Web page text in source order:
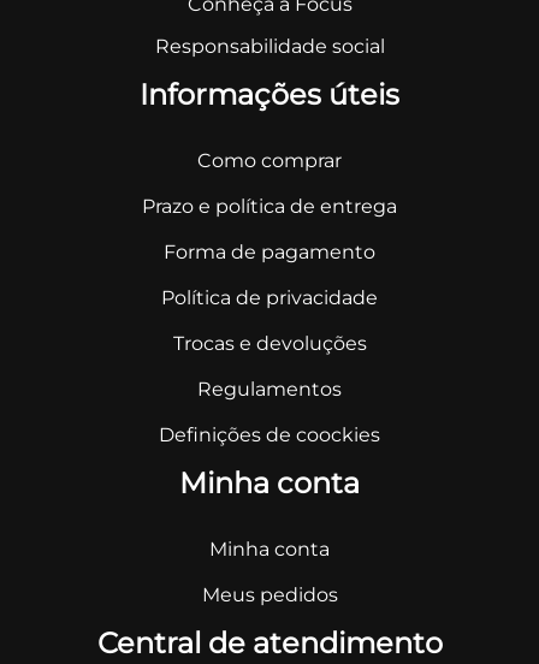
Responsabilidade social
Informações úteis
Como comprar
Prazo e política de entrega
Forma de pagamento
Política de privacidade
Trocas e devoluções
Regulamentos
Definições de coockies
Minha conta
Minha conta
Meus pedidos
Central de atendimento